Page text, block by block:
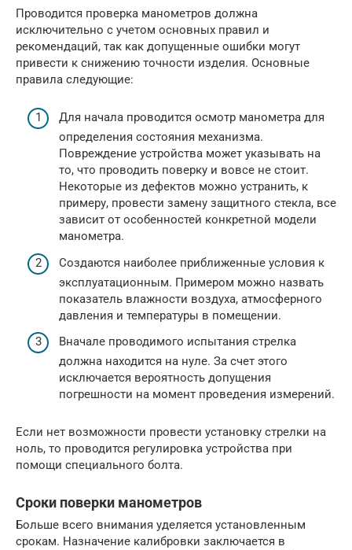
Проводится проверка манометров должна
исключительно с учетом основных правил и
рекомендаций, так как допущенные ошибки могут
привести к снижению точности изделия. Основные
правила следующие:
Для начала проводится осмотр манометра для
определения состояния механизма.
Повреждение устройства может указывать на
то, что проводить поверку и вовсе не стоит.
Некоторые из дефектов можно устранить, к
примеру, провести замену защитного стекла, все
зависит от особенностей конкретной модели
манометра.
Создаются наиболее приближенные условия к
эксплуатационным. Примером можно назвать
показатель влажности воздуха, атмосферного
давления и температуры в помещении.
Вначале проводимого испытания стрелка
должна находится на нуле. За счет этого
исключается вероятность допущения
погрешности на момент проведения измерений.
Если нет возможности провести установку стрелки на
ноль, то проводится регулировка устройства при
помощи специального болта.
Сроки поверки манометров
Больше всего внимания уделяется установленным
срокам. Назначение калибровки заключается в